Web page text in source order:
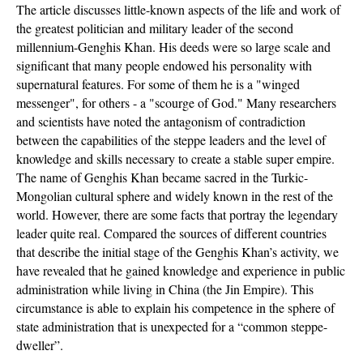
The article discusses little-known aspects of the life and work of
the greatest politician and military leader of the second
millennium-Genghis Khan. His deeds were so large scale and
significant that many people endowed his personality with
supernatural features. For some of them he is a "winged
messenger", for others - a "scourge of God." Many researchers
and scientists have noted the antagonism of contradiction
between the capabilities of the steppe leaders and the level of
knowledge and skills necessary to create a stable super empire.
The name of Genghis Khan became sacred in the Turkic-
Mongolian cultural sphere and widely known in the rest of the
world. However, there are some facts that portray the legendary
leader quite real. Compared the sources of different countries
that describe the initial stage of the Genghis Khan’s activity, we
have revealed that he gained knowledge and experience in public
administration while living in China (the Jin Empire). This
circumstance is able to explain his competence in the sphere of
state administration that is unexpected for a “common steppe-
dweller”.